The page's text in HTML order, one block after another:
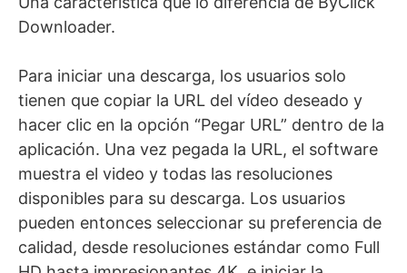
Downloader.
Para iniciar una descarga, los usuarios solo
tienen que copiar la URL del vídeo deseado y
hacer clic en la opción “Pegar URL” dentro de la
aplicación. Una vez pegada la URL, el software
muestra el video y todas las resoluciones
disponibles para su descarga. Los usuarios
pueden entonces seleccionar su preferencia de
calidad, desde resoluciones estándar como Full